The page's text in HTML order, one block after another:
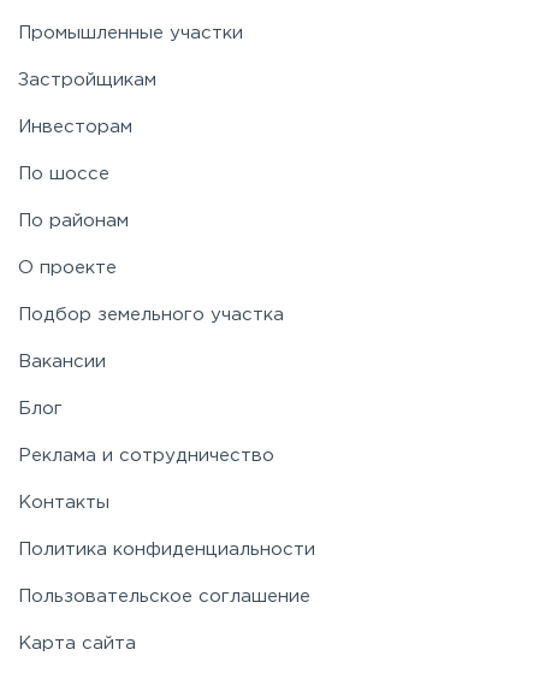
Промышленные участки
Застройщикам
Инвесторам
По шоссе
По районам
О проекте
Подбор земельного участка
Вакансии
Блог
Реклама и сотрудничество
Контакты
Политика конфиденциальности
Пользовательское соглашение
Карта сайта